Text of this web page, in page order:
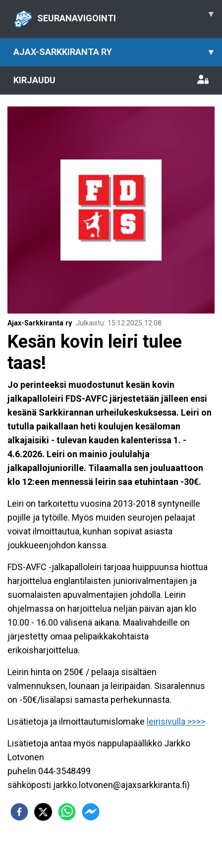
SEURANAVIGOINTI ▾
AJAX-SARKKIRANTA RY ▾
KIRJAUDU
Ajax-Sarkkiranta ry Julkaistu: 15.12.2025 12.08
Kesän kovin leiri tulee
taas!
Jo perinteeksi muodostunut kesän kovin
jalkapalloleiri FDS-AVFC järjestetään jälleen ensi
kesänä Sarkkirannan urheilukeskuksessa. Leiri on
tutulla paikallaan heti koulujen kesäloman
alkajaisiki - tulevan kauden kalenterissa 1. -
4.6.2026. Leiri on mainio joululahja
jalkapallojuniorille. Tilaamalla sen jouluaattoon
klo 12:een mennessä leirin saa etuhintaan -30€.
Leiri on tarkoitettu vuosina 2013-2018 syntyneille
pojille ja tytöille. Myös muiden seurojen pelaajat
voivat ilmoittautua, kunhan sopivat asiasta
joukkueenjohdon kanssa.
FDS-AVFC -jalkapalloleiri tarjoaa huippuunsa hiottua
harjoittelua englantilaisten juniorivalmentajien ja
suomalaisten apuvalmentajien johdolla. Leirin
ohjelmassa on harjoittelua neljän päivän ajan klo
10.00 - 16.00 välisenä aikana. Maalivahdeille on
järjestetty omaa pelipaikkakohtaista
erikoisharjoittelua.
Leirin hinta on 250€ / pelaaja sisältäen
valmennuksen, lounaan ja leiripaidan. Sisaralennus
on -50€/lisälapsi samasta perhekunnasta.
Lisätietoja ja ilmoittautumislomake leirisivulla >>>>
Lisätietoja antaa myös nappulapäällikkö Jarkko
Lotvonen
puhelin 044-3548499
sähköposti jarkko.lotvonen@ajaxsarkkiranta.fi)